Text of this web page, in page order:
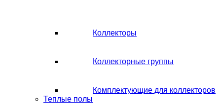
Коллекторы
Коллекторные группы
Комплектующие для коллекторов
Теплые полы